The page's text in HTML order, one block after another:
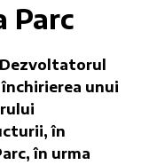
Parc
unui
în
în urma